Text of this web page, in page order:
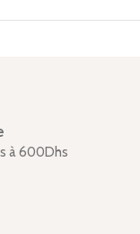
à 600Dhs